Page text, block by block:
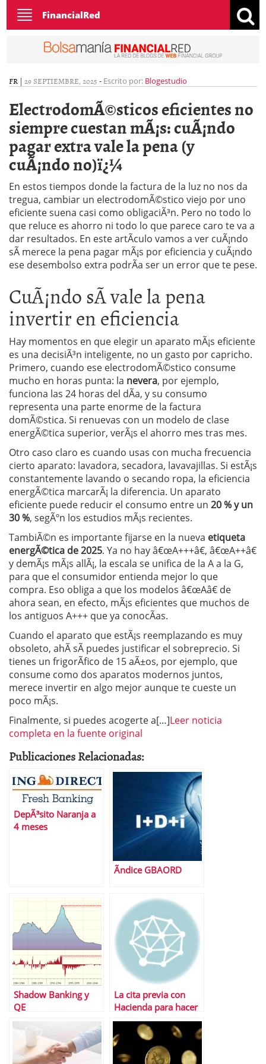
Toggle
navigation
FinancialRed
FR | 29 SEPTIEMBRE, 2025 - Escrito por: Blogestudio
ElectrodomÃ©sticos eficientes no
siempre cuestan mÃ¡s: cuÃ¡ndo
pagar extra vale la pena (y
cuÃ¡ndo no)ï¿¼
En estos tiempos donde la factura de la luz no nos da
tregua, cambiar un electrodomÃ©stico viejo por uno
eficiente suena casi como obligaciÃ³n. Pero no todo lo
que reluce es ahorro ni todo lo que parece caro te va a
dar resultados. En este artÃ­culo vamos a ver cuÃ¡ndo
sÃ­ merece la pena pagar mÃ¡s por eficiencia y cuÃ¡ndo
ese desembolso extra podrÃ­a ser un error que te pese.
CuÃ¡ndo sÃ­ vale la pena
invertir en eficiencia
Hay momentos en que elegir un aparato mÃ¡s eficiente
es una decisiÃ³n inteligente, no un gasto por capricho.
Primero, cuando ese electrodomÃ©stico consume
mucho en horas punta: la nevera, por ejemplo,
funciona las 24 horas del dÃ­a, y su consumo
representa una parte enorme de la factura
domÃ©stica. Si renuevas con un modelo de clase
energÃ©tica superior, verÃ¡s el ahorro mes tras mes.
Otro caso claro es cuando usas con mucha frecuencia
cierto aparato: lavadora, secadora, lavavajillas. Si estÃ¡s
constantemente lavando o secando ropa, la eficiencia
energÃ©tica marcarÃ¡ la diferencia. Un aparato
eficiente puede reducir el consumo entre un 20 % y un
30 %, segÃºn los estudios mÃ¡s recientes.
TambiÃ©n es importante fijarse en la nueva etiqueta
energÃ©tica de 2025. Ya no hay â€œA+++â€, â€œA++â€
y demÃ¡s mÃ¡s allÃ¡, la escala se unifica de la A a la G,
para que el consumidor entienda mejor lo que
compra. Eso obliga a que los modelos â€œAâ€ de
ahora sean, en efecto, mÃ¡s eficientes que muchos de
los antiguos A+++ que ya conocÃ­as.
Cuando el aparato que estÃ¡s reemplazando es muy
obsoleto, ahÃ­ sÃ­ puedes justificar el sobreprecio. Si
tienes un frigorÃ­fico de 15 aÃ±os, por ejemplo, que
consume como dos aparatos modernos juntos,
merece invertir en algo mejor aunque te cueste un
poco mÃ¡s.
Finalmente, si puedes acogerte a[…]Leer noticia
completa en la fuente original
Publicaciones Relacionadas:
DepÃ³sito Naranja a
4 meses
Ãndice GBAORD
Shadow Banking y
QE
La cita previa con
Hacienda para hacer
la renta